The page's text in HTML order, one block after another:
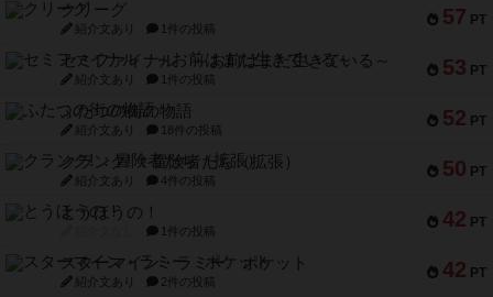
57 PT
クリーグ
紹介文あり 1件の投稿
53 PT
セミファイナル ～お前はまだ生きている～
紹介文あり 1件の投稿
52 PT
ふたつの街の物語
紹介文あり 18件の投稿
50 PT
クランク! ：冒険者たち（拡張）
紹介文あり 4件の投稿
42 PT
とうほうの！
1件の投稿
42 PT
スターマイン・ラミー ポケット
紹介文あり 2件の投稿